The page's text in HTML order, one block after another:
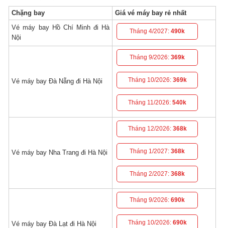
Chặng bay
Giá vé máy bay rẻ nhất
Vé máy bay Hồ Chí Minh đi Hà
Nội
Tháng 4/2027:490k
Vé máy bay Đà Nẵng đi Hà Nội
Tháng 9/2026:369k
Tháng 10/2026: 369k
Tháng 11/2026:540k
Vé máy bay Nha Trang đi Hà Nội
Tháng 12/2026: 368k
Tháng 1/2027:368k
Tháng 2/2027:368k
Vé máy bay Đà Lạt đi Hà Nội
Tháng 9/2026:690k
Tháng 10/2026: 690k